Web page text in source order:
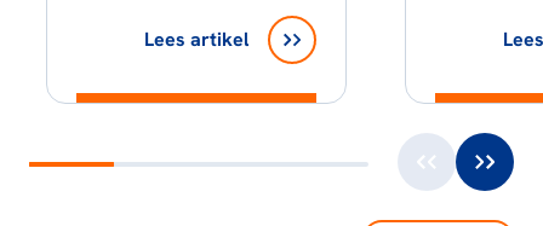
Lees artikel